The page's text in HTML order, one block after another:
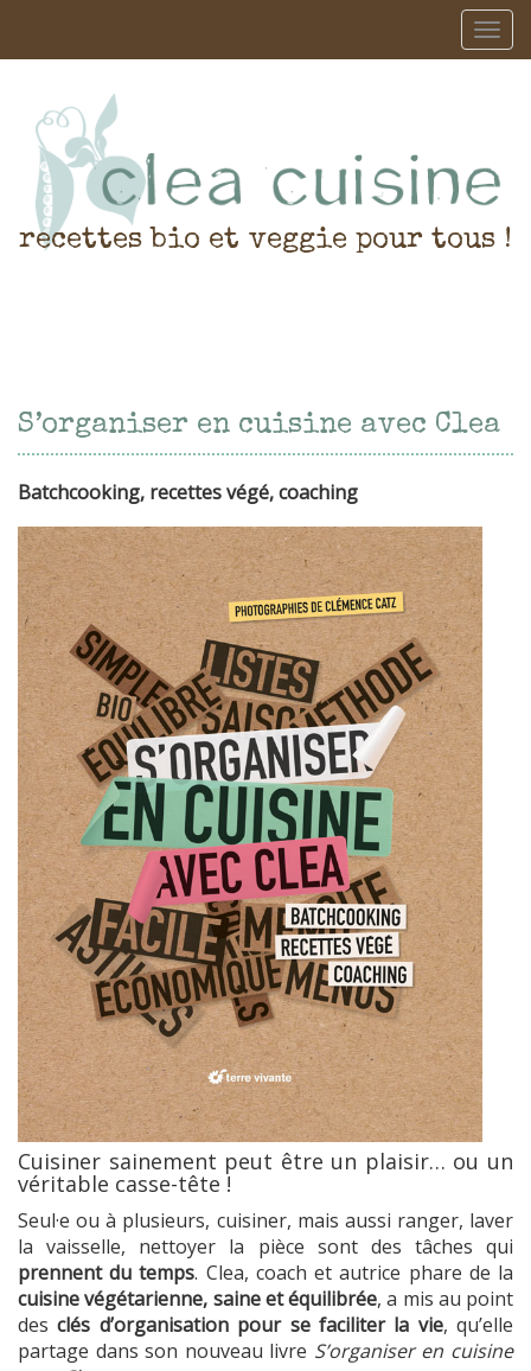
recettes bio et veggie pour tous !
S’organiser en cuisine avec Clea
Batchcooking, recettes végé, coaching
Cuisiner sainement peut être un plaisir… ou un
véritable casse-tête !
Seul·e ou à plusieurs, cuisiner, mais aussi ranger, laver
la vaisselle, nettoyer la pièce sont des tâches qui
prennent du temps. Clea, coach et autrice phare de la
cuisine végétarienne, saine et équilibrée, a mis au point
desclés d’organisation pour se faciliter la vie, qu’elle
partage dans son nouveau livre S’organiser en cuisine